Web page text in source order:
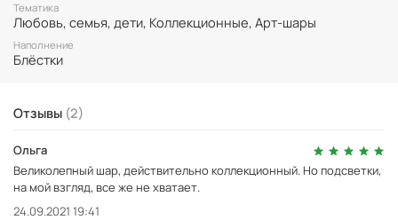
Тематика
Любовь, семья, дети, Коллекционные, Арт-шары
Наполнение
Блёстки
Отзывы (2)
Ольга
Великолепный шар, действительно коллекционный. Но подсветки,
на мой взгляд, все же не хватает.
24.09.2021 19:41